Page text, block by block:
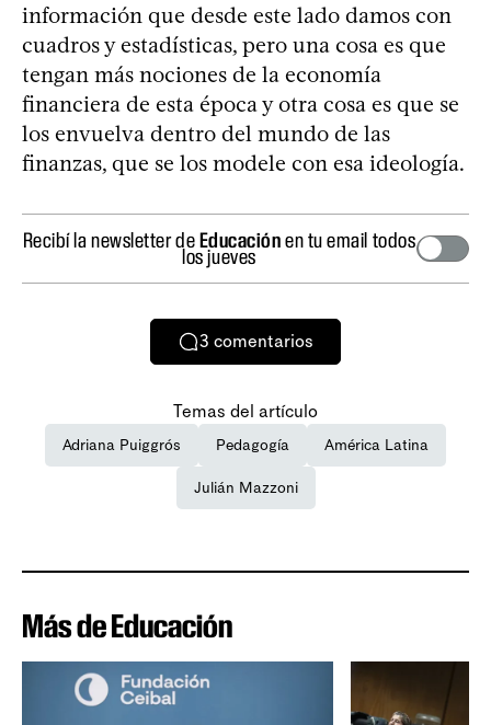
información que desde este lado damos con
cuadros y estadísticas, pero una cosa es que
tengan más nociones de la economía
financiera de esta época y otra cosa es que se
los envuelva dentro del mundo de las
finanzas, que se los modele con esa ideología.
Recibí la newsletter deEducaciónen tu email todos
los jueves
3 comentarios
Temas del artículo
Adriana Puiggrós Pedagogía América Latina
Julián Mazzoni
Más de Educación